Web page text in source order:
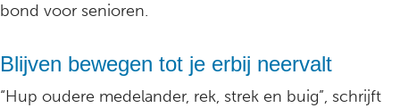
bond voor senioren.
Blijven bewegen tot je erbij neervalt
“Hup oudere medelander, rek, strek en buig”, schrijft